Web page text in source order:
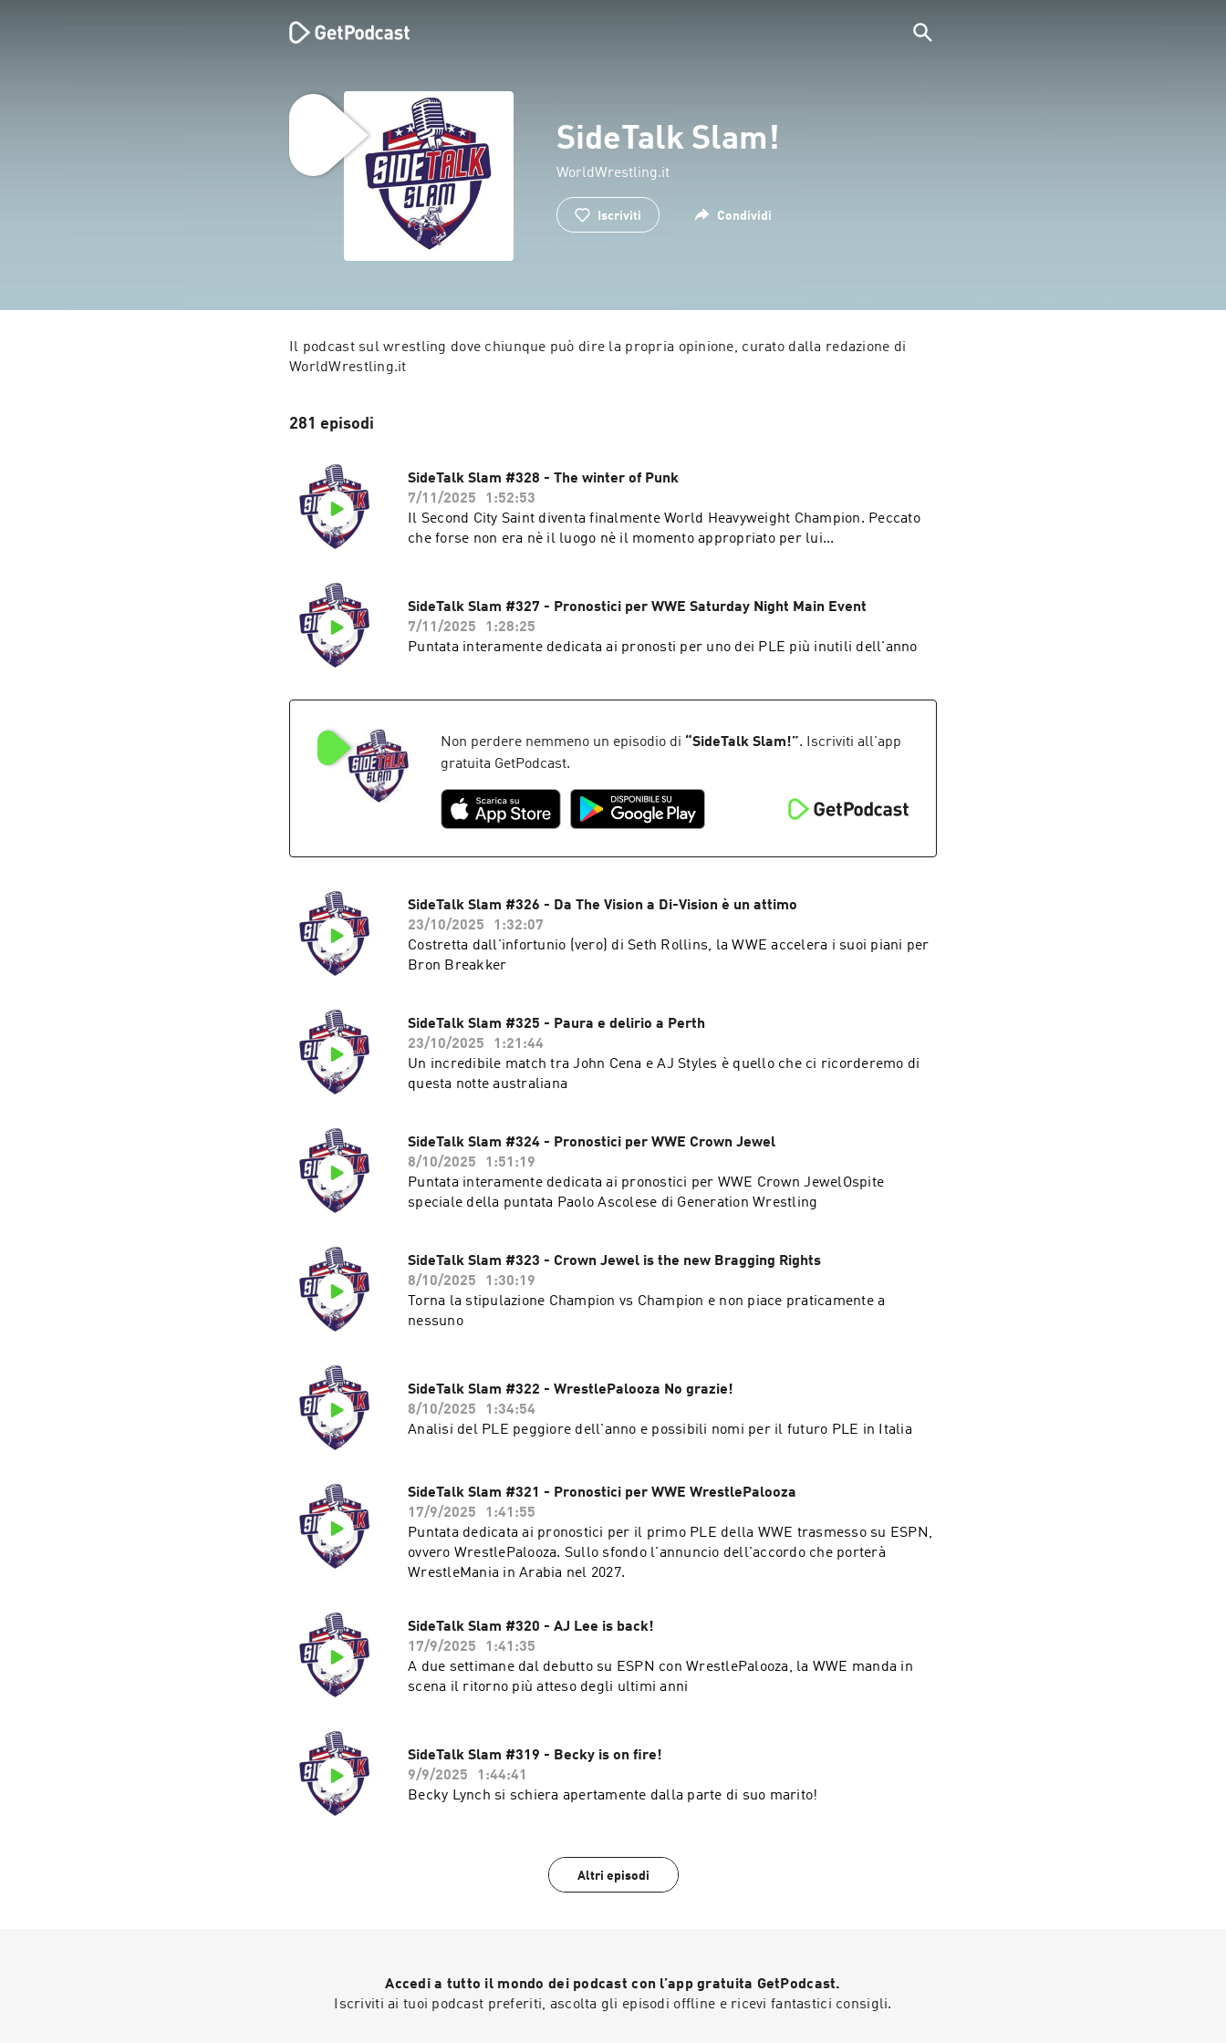
SideTalk Slam!
WorldWrestling.it
Iscriviti Condividi
Il podcast sul wrestling dove chiunque può dire la propria opinione, curato dalla redazione di
WorldWrestling.it
281 episodi
SideTalk Slam #328 - The winter of Punk
7/11/2025
1:52:53
Il Second City Saint diventa finalmente World Heavyweight Champion. Peccato
che forse non era nè il luogo nè il momento appropriato per lui...
SideTalk Slam #327 - Pronostici per WWE Saturday Night Main Event
7/11/2025
1:28:25
Puntata interamente dedicata ai pronosti per uno dei PLE più inutili dell'anno
Non perdere nemmeno un episodio di “SideTalk Slam!”. Iscriviti all'app
gratuita GetPodcast.
SideTalk Slam #326 - Da The Vision a Di-Vision è un attimo
23/10/2025
1:32:07
Costretta dall'infortunio (vero) di Seth Rollins, la WWE accelera i suoi piani per
Bron Breakker
SideTalk Slam #325 - Paura e delirio a Perth
23/10/2025
1:21:44
Un incredibile match tra John Cena e AJ Styles è quello che ci ricorderemo di
questa notte australiana
SideTalk Slam #324 - Pronostici per WWE Crown Jewel
8/10/2025
1:51:19
Puntata interamente dedicata ai pronostici per WWE Crown JewelOspite
speciale della puntata Paolo Ascolese di Generation Wrestling
SideTalk Slam #323 - Crown Jewel is the new Bragging Rights
8/10/2025
1:30:19
Torna la stipulazione Champion vs Champion e non piace praticamente a
nessuno
SideTalk Slam #322 - WrestlePalooza No grazie!
8/10/2025
1:34:54
Analisi del PLE peggiore dell'anno e possibili nomi per il futuro PLE in Italia
SideTalk Slam #321 - Pronostici per WWE WrestlePalooza
17/9/2025
1:41:55
Puntata dedicata ai pronostici per il primo PLE della WWE trasmesso su ESPN,
ovvero WrestlePalooza. Sullo sfondo l'annuncio dell'accordo che porterà
WrestleMania in Arabia nel 2027.
SideTalk Slam #320 - AJ Lee is back!
17/9/2025
1:41:35
A due settimane dal debutto su ESPN con WrestlePalooza, la WWE manda in
scena il ritorno più atteso degli ultimi anni
SideTalk Slam #319 - Becky is on fire!
9/9/2025
1:44:41
Becky Lynch si schiera apertamente dalla parte di suo marito!
Altri episodi
Accedi a tutto il mondo dei podcast con l’app gratuita GetPodcast.
Iscriviti ai tuoi podcast preferiti, ascolta gli episodi offline e ricevi fantastici consigli.